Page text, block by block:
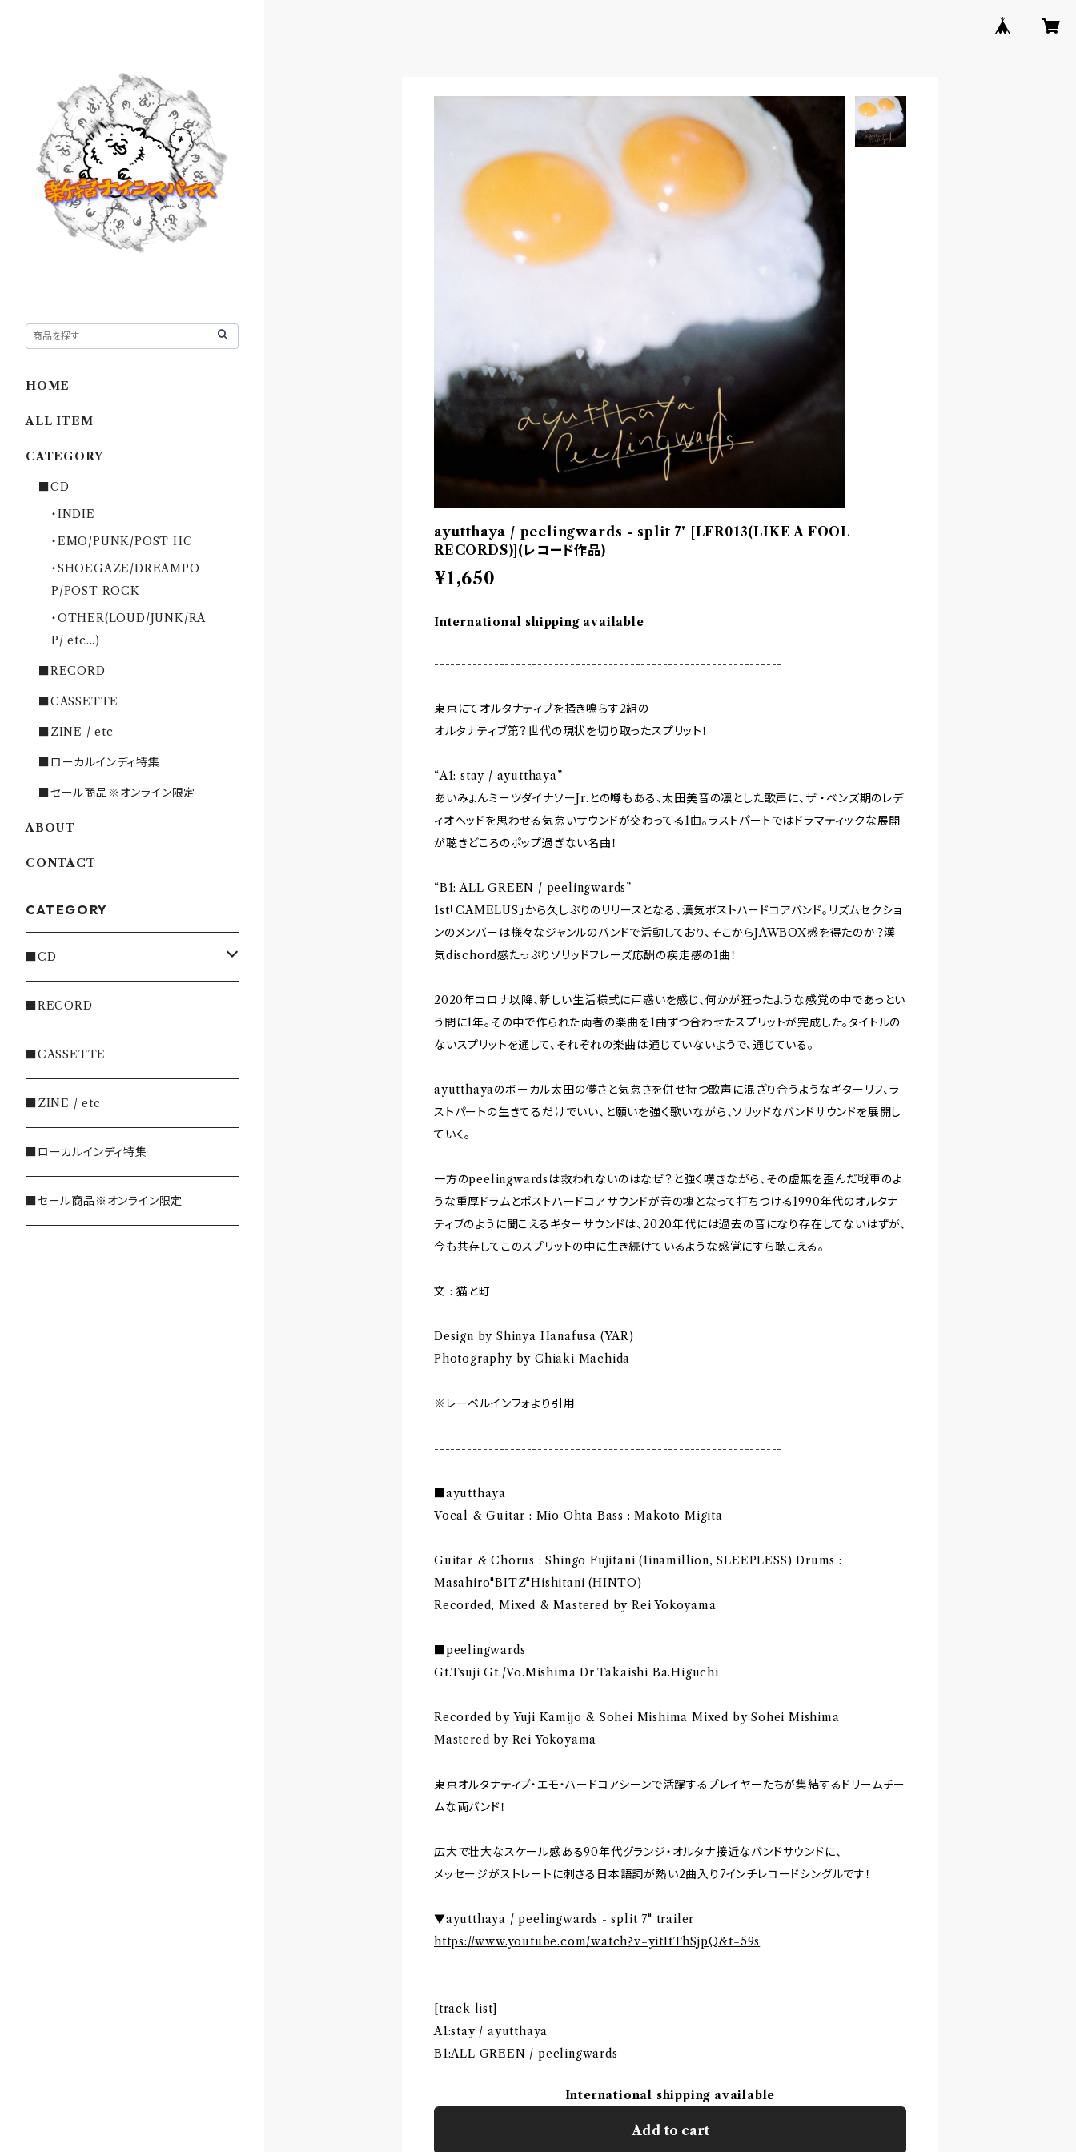
ayutthaya / peelingwards - split 7" [LFR013(LIKE A FOOL
RECORDS)](レコード作品)
¥1,650
International shipping available
----------------------------------------------------------------
東京にてオルタナティブを掻き鳴らす2組の
オルタナティブ第？世代の現状を切り取ったスプリット！
“A1: stay / ayutthaya”
あいみょんミーツダイナソーJr.との噂もある、太田美音の凛とした歌声に、ザ ・ベンズ期のレデ
ィオへッドを思わせる気怠いサウンドが交わってる1曲。ラストパートではドラマティックな展開
が聴きどころのポップ過ぎない名曲！
“B1: ALL GREEN / peelingwards”
1st「CAMELUS」から久しぶりのリリースとなる、漢気ポストハードコアバンド。リズムセクショ
ンのメンバーは様々なジャンルのバンドで活動しており、そこからJAWBOX感を得たのか？漢
気dischord感たっぷりソリッドフレーズ応酬の疾走感の1曲！
2020年コロナ以降、新しい生活様式に戸惑いを感じ、何かが狂ったような感覚の中であっとい
う間に1年。その中で作られた両者の楽曲を1曲ずつ合わせたスプリットが完成した。タイトルの
ないスプリットを通して、それぞれの楽曲は通じていないようで、通じている。
ayutthayaのボーカル太田の儚さと気怠さを併せ持つ歌声に混ざり合うようなギターリフ、ラ
ストパートの生きてるだけでいい、と願いを強く歌いながら、ソリッドなバンドサウンドを展開し
ていく。
一方のpeelingwardsは救われないのはなぜ？と強く嘆きながら、その虚無を歪んだ戦車のよ
うな重厚ドラムとポストハードコアサウンドが音の塊となって打ちつける1990年代のオルタナ
ティブのように聞こえるギターサウンドは、2020年代には過去の音になり存在してないはずが、
今も共存してこのスプリットの中に生き続けているような感覚にすら聴こえる。
文 : 猫と町
Design by Shinya Hanafusa (YAR)
Photography by Chiaki Machida
※レーベルインフォより引用
----------------------------------------------------------------
■ayutthaya
Vocal & Guitar : Mio Ohta Bass : Makoto Migita
Guitar & Chorus : Shingo Fujitani (1inamillion, SLEEPLESS) Drums :
Masahiro"BITZ"Hishitani (HINTO)
Recorded, Mixed & Mastered by Rei Yokoyama
■peelingwards
Gt.Tsuji Gt./Vo.Mishima Dr.Takaishi Ba.Higuchi
Recorded by Yuji Kamijo & Sohei Mishima Mixed by Sohei Mishima
Mastered by Rei Yokoyama
東京オルタナティブ・エモ・ハードコアシーンで活躍するプレイヤーたちが集結するドリームチー
ムな両バンド！
広大で壮大なスケール感ある90年代グランジ・オルタナ接近なバンドサウンドに、
メッセージがストレートに刺さる日本語詞が熱い2曲入り7インチレコードシングルです！
▼ayutthaya / peelingwards - split 7" trailer
https://www.youtube.com/watch?v=yitItThSjpQ&t=59s
[track list]
A1:stay / ayutthaya
B1:ALL GREEN / peelingwards
International shipping available
Add to cart
HOME
ALL ITEM
CATEGORY
■CD
・INDIE
・EMO/PUNK/POST HC
・SHOEGAZE/DREAMPO
P/POST ROCK
・OTHER(LOUD/JUNK/RA
P/ etc...)
■RECORD
■CASSETTE
■ZINE / etc
■ローカルインディ特集
■セール商品※オンライン限定
ABOUT
CONTACT
CATEGORY
■CD
・INDIE
・EMO/PUNK/POST HC
・SHOEGAZE/DREAMPOP/POST
ROCK
・OTHER(LOUD/JUNK/RAP/ et
c...)
■RECORD
■CASSETTE
■ZINE / etc
■ローカルインディ特集
■セール商品※オンライン限定